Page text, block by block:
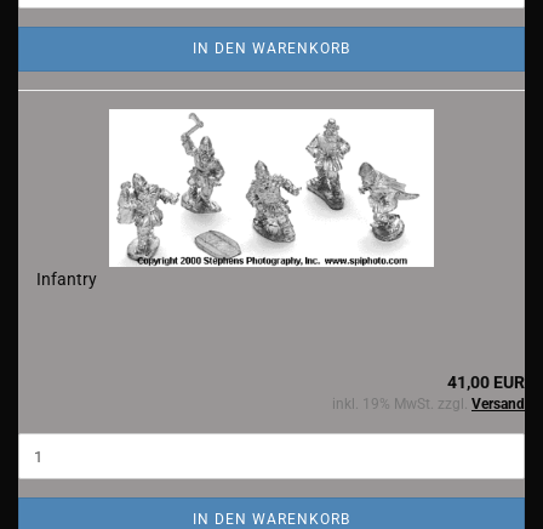
IN DEN WARENKORB
Infantry
41,00 EUR
inkl. 19% MwSt. zzgl. Versand
IN DEN WARENKORB